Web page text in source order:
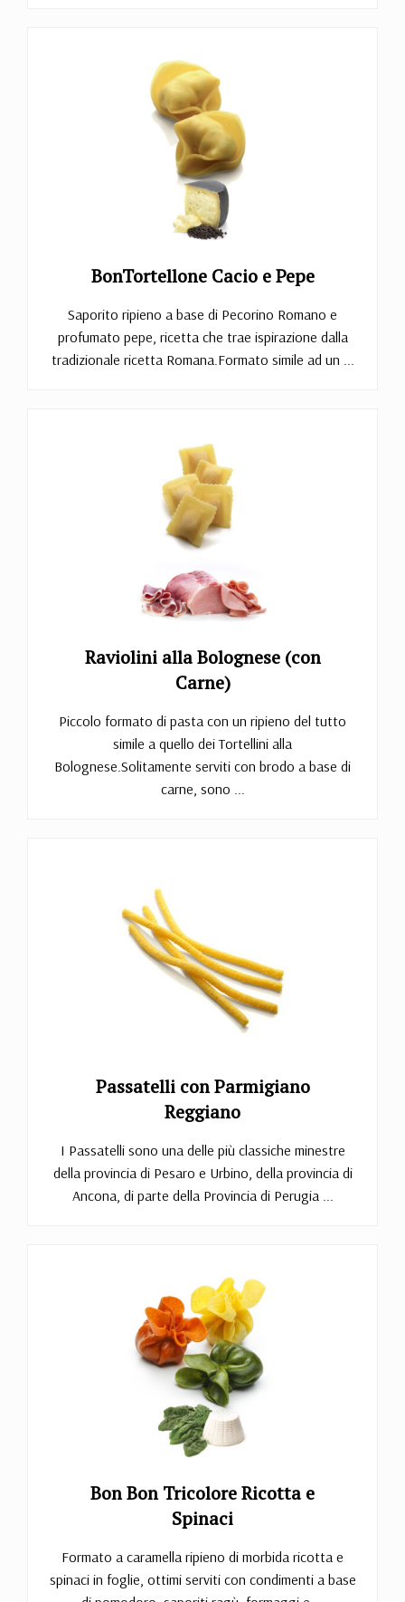
BonTortellone Cacio e Pepe
Saporito ripieno a base di Pecorino Romano e
profumato pepe, ricetta che trae ispirazione dalla
tradizionale ricetta Romana.Formato simile ad un ...
Raviolini alla Bolognese (con
Carne)
Piccolo formato di pasta con un ripieno del tutto
simile a quello dei Tortellini alla
Bolognese.Solitamente serviti con brodo a base di
carne, sono ...
Passatelli con Parmigiano
Reggiano
I Passatelli sono una delle più classiche minestre
della provincia di Pesaro e Urbino, della provincia di
Ancona, di parte della Provincia di Perugia ...
Bon Bon Tricolore Ricotta e
Spinaci
Formato a caramella ripieno di morbida ricotta e
spinaci in foglie, ottimi serviti con condimenti a base